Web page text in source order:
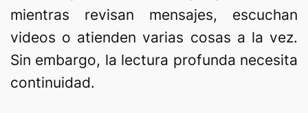
mientras revisan mensajes, escuchan
videos o atienden varias cosas a la vez.
Sin embargo, la lectura profunda necesita
continuidad.